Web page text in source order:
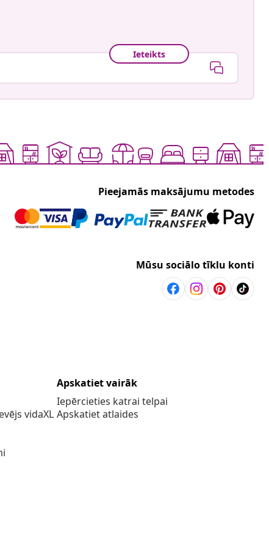
Ieteikts
Pieejamās maksājumu metodes
Mūsu sociālo tīklu konti
vidaXL
Apskatiet vairāk
Iepērcieties katrai telpai
Apskatiet atlaides